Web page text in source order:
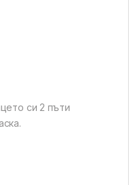
си 2 пъти